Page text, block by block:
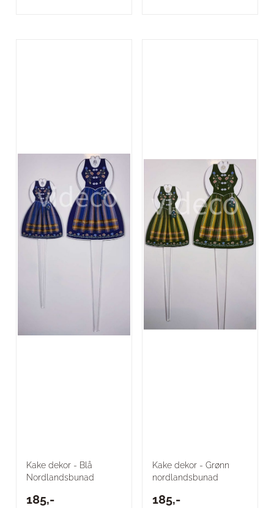
Kake dekor - Blå
Nordlandsbunad
185,-
Kake dekor - Grønn
nordlandsbunad
185,-